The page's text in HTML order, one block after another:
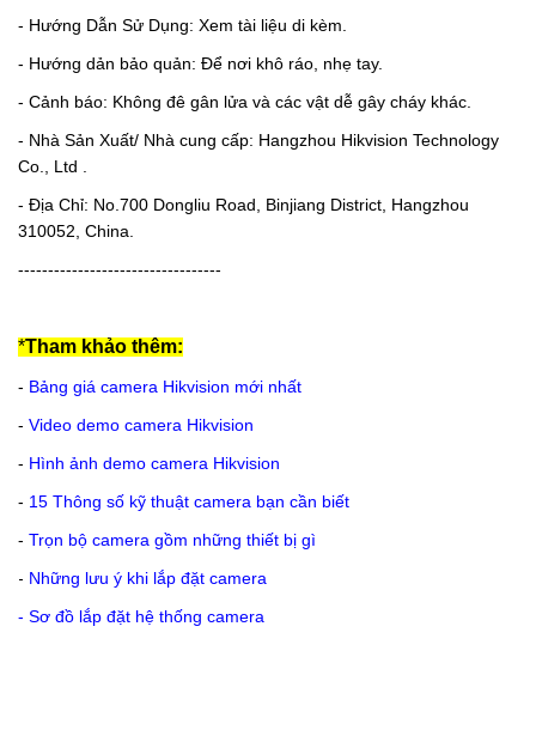
- Hướng Dẫn Sử Dụng: Xem tài liệu di kèm.
- Hướng dản bảo quản: Để nơi khô ráo, nhẹ tay.
- Cảnh báo: Không đê gân lửa và các vật dễ gây cháy khác.
- Nhà Sản Xuất/ Nhà cung cấp: Hangzhou Hikvision Technology
Co., Ltd .
- Địa Chỉ: No.700 Dongliu Road, Binjiang District, Hangzhou
310052, China.
----------------------------------
*Tham khảo thêm:
- Bảng giá camera Hikvision mới nhất
- Video demo camera Hikvision
- Hình ảnh demo camera Hikvision
- 15 Thông số kỹ thuật camera bạn cần biết
- Trọn bộ camera gồm những thiết bị gì
- Những lưu ý khi lắp đặt camera
- Sơ đồ lắp đặt hệ thống camera